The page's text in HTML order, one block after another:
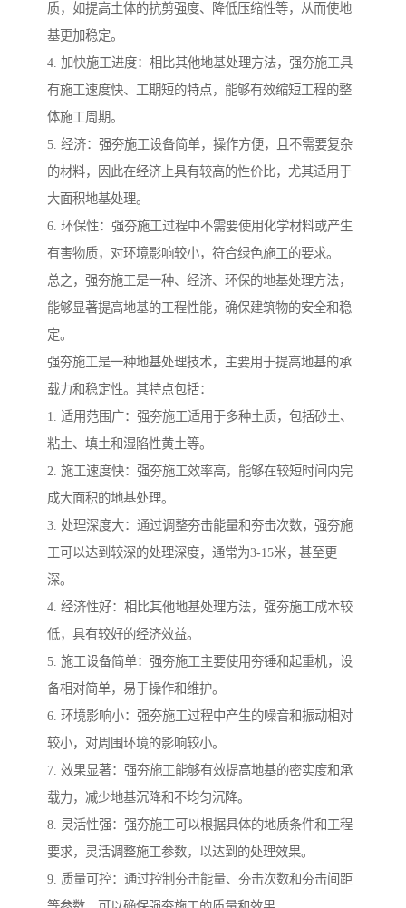
质，如提高土体的抗剪强度、降低压缩性等，从而使地
基更加稳定。
4. 加快施工进度：相比其他地基处理方法，强夯施工具
有施工速度快、工期短的特点，能够有效缩短工程的整
体施工周期。
5. 经济：强夯施工设备简单，操作方便，且不需要复杂
的材料，因此在经济上具有较高的性价比，尤其适用于
大面积地基处理。
6. 环保性：强夯施工过程中不需要使用化学材料或产生
有害物质，对环境影响较小，符合绿色施工的要求。
总之，强夯施工是一种、经济、环保的地基处理方法，
能够显著提高地基的工程性能，确保建筑物的安全和稳
定。
强夯施工是一种地基处理技术，主要用于提高地基的承
载力和稳定性。其特点包括：
1. 适用范围广：强夯施工适用于多种土质，包括砂土、
粘土、填土和湿陷性黄土等。
2. 施工速度快：强夯施工效率高，能够在较短时间内完
成大面积的地基处理。
3. 处理深度大：通过调整夯击能量和夯击次数，强夯施
工可以达到较深的处理深度，通常为3-15米，甚至更
深。
4. 经济性好：相比其他地基处理方法，强夯施工成本较
低，具有较好的经济效益。
5. 施工设备简单：强夯施工主要使用夯锤和起重机，设
备相对简单，易于操作和维护。
6. 环境影响小：强夯施工过程中产生的噪音和振动相对
较小，对周围环境的影响较小。
7. 效果显著：强夯施工能够有效提高地基的密实度和承
载力，减少地基沉降和不均匀沉降。
8. 灵活性强：强夯施工可以根据具体的地质条件和工程
要求，灵活调整施工参数，以达到的处理效果。
9. 质量可控：通过控制夯击能量、夯击次数和夯击间距